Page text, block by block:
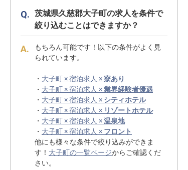
茨城県久慈郡大子町の求人を条件で
絞り込むことはできますか？
もちろん可能です！以下の条件がよく見
られています。
・ 大子町 × 宿泊求人 ×寮あり
・ 大子町 × 宿泊求人 ×業界経験者優遇
・ 大子町 × 宿泊求人 × シティホテル
・ 大子町 × 宿泊求人 × リゾートホテル
・ 大子町 × 宿泊求人 ×温泉地
・ 大子町 × 宿泊求人 × フロント
他にも様々な条件で絞り込みができま
す！ 大子町の一覧ページからご確認くだ
さい。